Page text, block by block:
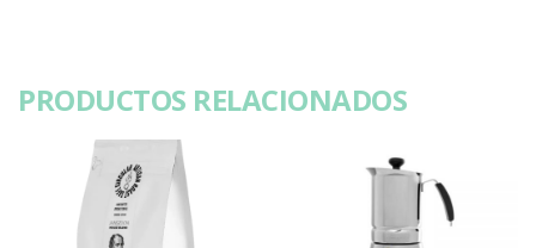
PRODUCTOS RELACIONADOS